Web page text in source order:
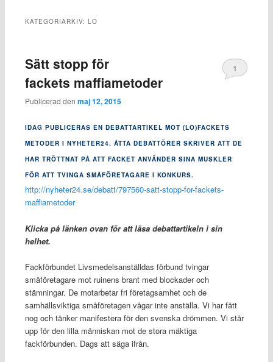
KATEGORIARKIV: LO
Sätt stopp för
fackets maffiametoder
Publicerad den maj 12, 2015
1
IDAG PUBLICERAS EN DEBATTARTIKEL MOT (LO)FACKETS
METODER I NYHETER24. ÅTTA DEBATTÖRER SKRIVER ATT DE
HAR TRÖTTNAT PÅ ATT FACKET ANVÄNDER SINA MUSKLER
FÖR ATT TVINGA SMÅFÖRETAGARE I KONKURS.
http://nyheter24.se/debatt/797560-satt-stopp-for-fackets-
maffiametoder
Klicka på länken ovan för att läsa debattartikeln i sin
helhet.
Fackförbundet Livsmedelsanställdas förbund tvingar
småföretagare mot ruinens brant med blockader och
stämningar. De motarbetar fri företagsamhet och de
samhällsviktiga småföretagen vågar inte anställa. Vi har fått
nog och tänker manifestera för den svenska drömmen. Vi står
upp för den lilla människan mot de stora mäktiga
fackförbunden. Dags att säga ifrån.